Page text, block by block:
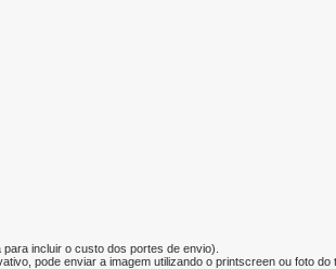
incluir o custo dos portes de envio).
pode enviar a imagem utilizando o printscreen ou foto do